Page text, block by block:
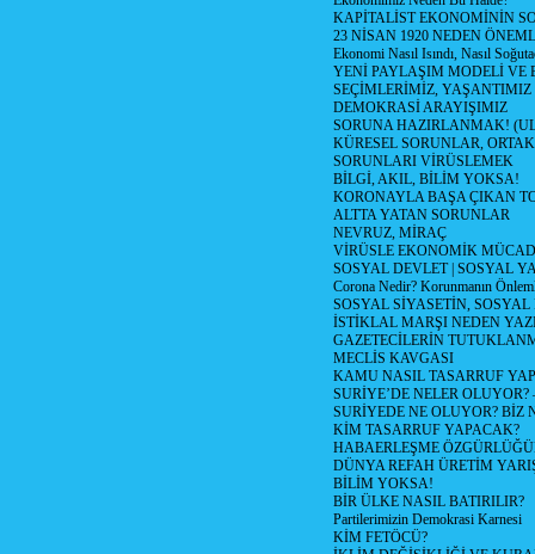
KAPİTALİST EKONOMİNİN
23 NİSAN 1920 NEDEN
Ekonomi Nasıl Isındı, Nasıl
YENİ PAYLAŞIM MODELİ VE
SEÇİMLERİMİZ, YAŞANTIMIZ
DEMOKRASİ ARAYIŞIMIZ
SORUNA HAZIRLANMAK!
KÜRESEL SORUNLAR,
SORUNLARI VİRÜSLEMEK
BİLGİ, AKIL, BİLİM YOKSA!
KORONAYLA BAŞA ÇIKAN
ALTTA YATAN SORUNLAR
NEVRUZ, MİRAÇ
VİRÜSLE EKONOMİK
SOSYAL DEVLET | SOSYAL
Corona Nedir? Korunmanın
SOSYAL SİYASETİN,
İSTİKLAL MARŞI NEDEN
GAZETECİLERİN
MECLİS KAVGASI
KAMU NASIL TASARRUF
SURİYE’DE NELER OLUYOR?
SURİYEDE NE OLUYOR? BİZ
KİM TASARRUF YAPACAK?
HABAERLEŞME
DÜNYA REFAH ÜRETİM
BİLİM YOKSA!
BİR ÜLKE NASIL BATIRILIR?
Partilerimizin Demokrasi Karnesi
KİM FETÖCÜ?